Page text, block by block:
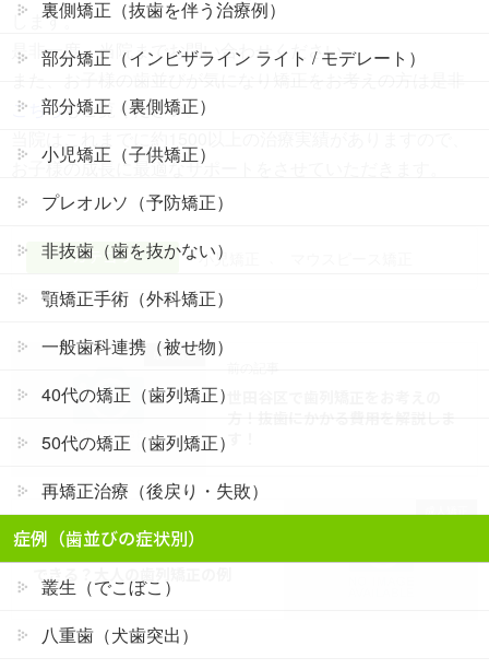
します。
是非一度、当院までお問い合わせください。
また、お子様の歯並びが気になり矯正をお考えの方は是非
こちらもご覧ください。
お子様の成長に最適なサポートをさせていただきます。
カテゴリ 小児矯正
成人矯正
二子玉川の方へ｜矯正歯科で実施
できる？大人の歯列矯正の例
裏側矯正（抜歯を伴う治療例）
部分矯正（インビザライン ライト / モデレート）
部分矯正（裏側矯正）
小児矯正（子供矯正）
プレオルソ（予防矯正）
非抜歯（歯を抜かない）
顎矯正手術（外科矯正）
一般歯科連携（被せ物）
40代の矯正（歯列矯正）
50代の矯正（歯列矯正）
再矯正治療（後戻り・失敗）
症例（歯並びの症状別）
叢生（でこぼこ）
八重歯（犬歯突出）